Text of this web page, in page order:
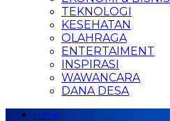
TEKNOLOGI
KESEHATAN
OLAHRAGA
ENTERTAIMENT
INSPIRASI
WAWANCARA
DANA DESA
Home